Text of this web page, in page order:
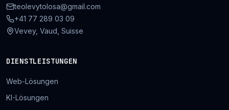
teolevytolosa@gmail.com
+41 77 289 03 09
Vevey, Vaud, Suisse
DIENSTLEISTUNGEN
Web-Lösungen
KI-Lösungen